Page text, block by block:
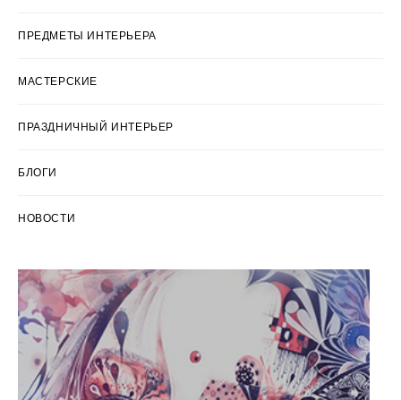
ПРЕДМЕТЫ ИНТЕРЬЕРА
МАСТЕРСКИЕ
ПРАЗДНИЧНЫЙ ИНТЕРЬЕР
БЛОГИ
НОВОСТИ